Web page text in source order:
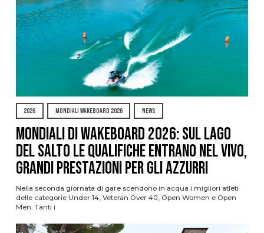
2026 MONDIALI WAKEBOARD 2026 NEWS
Mondiali di Wakeboard 2026: sul Lago
del Salto le qualifiche entrano nel vivo,
grandi prestazioni per gli azzurri
Nella seconda giornata di gare scendono in acqua i migliori atleti
delle categorie Under 14, Veteran Over 40, Open Women e Open
Men. Tanti i